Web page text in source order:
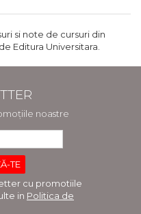
si note de cursuri din
Editura Universitara.
noastre
cu promotiile
in Politica de